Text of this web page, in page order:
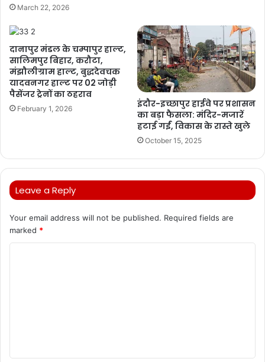
March 22, 2026
दानापुर मंडल के चम्पापुर हाल्ट,
सालिमपुर बिहार, करौटा,
मंझौलीग्राम हाल्ट, बुद्धदेवचक
यादवनगर हाल्ट पर 02 जोड़ी
पैसेंजर ट्रेनों का ठहराव
February 1, 2026
इंदौर-इच्छापुर हाईवे पर प्रशासन
का बड़ा फैसला: मंदिर-मजारें
हटाई गईं, विकास के रास्ते खुले
October 15, 2025
Leave a Reply
Your email address will not be published. Required fields are
marked *
t